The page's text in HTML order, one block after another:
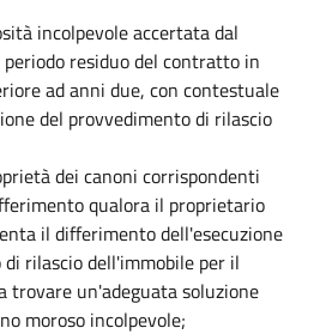
incolpevole accertata dal
residuo del contratto in
ad anni due, con contestuale
del provvedimento di rilascio
dei canoni corrispondenti
qualora il proprietario
il differimento dell'esecuzione
rilascio dell'immobile per il
trovare un'adeguata soluzione
moroso incolpevole;